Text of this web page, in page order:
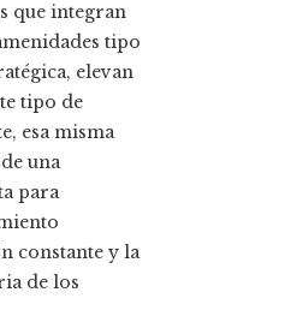
que integran
tipo
elevan
tipo de
esa misma
una
para
constante y la
de los